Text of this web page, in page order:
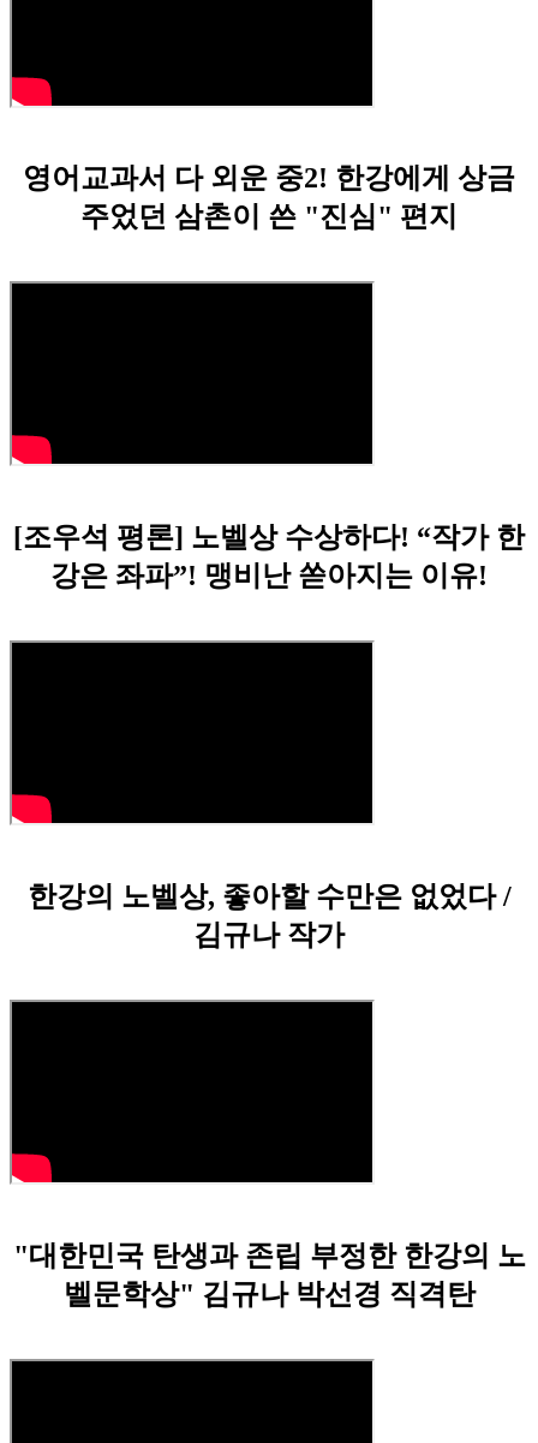
영어교과서 다 외운 중2! 한강에게 상금
주었던 삼촌이 쓴 "진심" 편지
[조우석 평론] 노벨상 수상하다! “작가 한
강은 좌파”! 맹비난 쏟아지는 이유!
한강의 노벨상, 좋아할 수만은 없었다 /
김규나 작가
"대한민국 탄생과 존립 부정한 한강의 노
벨문학상" 김규나 박선경 직격탄